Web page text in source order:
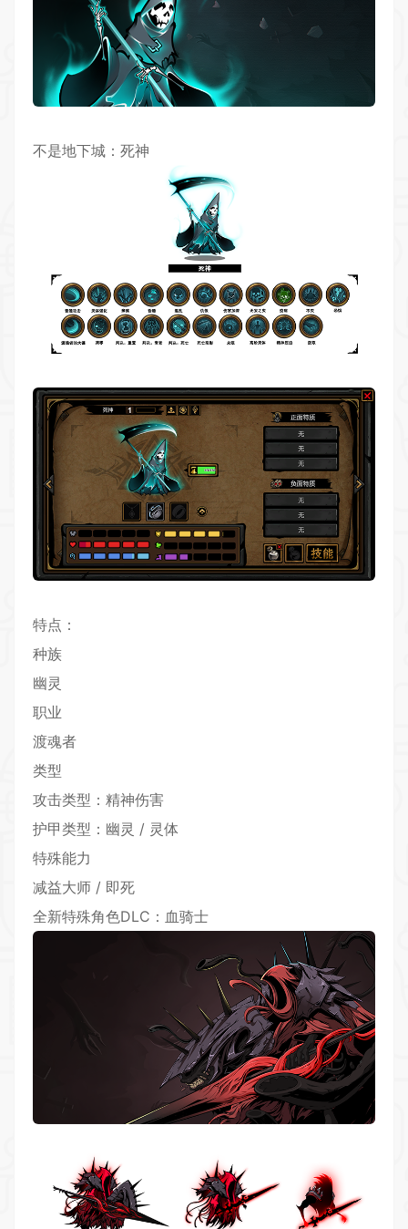
不是地下城：死神
特点：
种族
幽灵
职业
渡魂者
类型
攻击类型：精神伤害
护甲类型：幽灵 / 灵体
特殊能力
减益大师 / 即死
全新特殊角色DLC：血骑士